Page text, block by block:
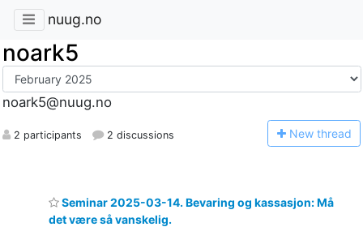
nuug.no
noark5
noark5@nuug.no
2 participants 2 discussions New thread
Seminar 2025-03-14. Bevaring og kassasjon: Må
det være så vanskelig.